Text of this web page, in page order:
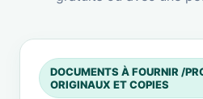
DOCUMENTS À FOURNIR /
ORIGINAUX ET COPIES